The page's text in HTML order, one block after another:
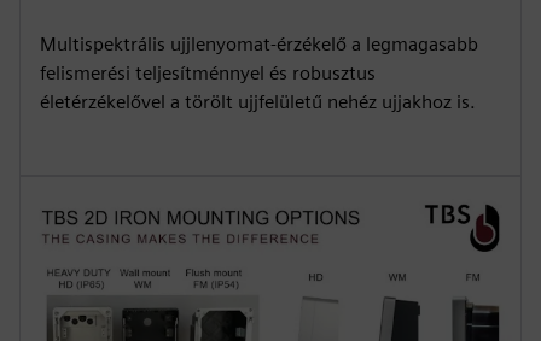
Multispektrális ujjlenyomat-érzékelő a legmagasabb
felismerési teljesítménnyel és robusztus
életérzékelővel a törölt ujjfelületű nehéz ujjakhoz is.